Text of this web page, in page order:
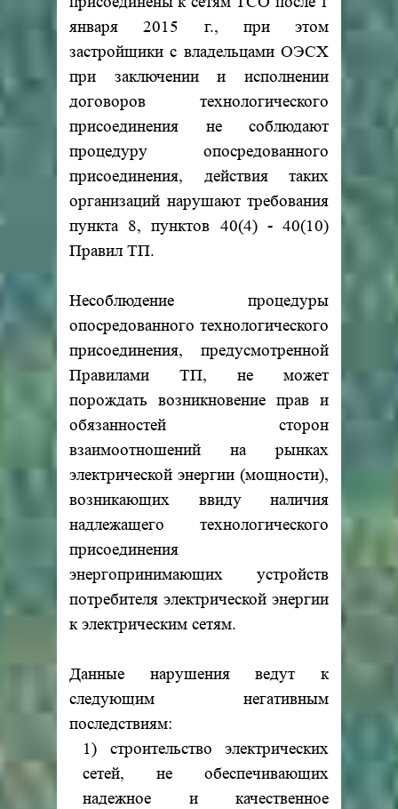
января 2015 г., при этом
застройщики с владельцами ОЭСХ
при заключении и исполнении
договоров технологического
присоединения не соблюдают
процедуру опосредованного
присоединения, действия таких
организаций нарушают требования
пункта 8, пунктов 40(4) - 40(10)
Правил ТП.
Несоблюдение процедуры
опосредованного технологического
присоединения, предусмотренной
Правилами ТП, не может
порождать возникновение прав и
обязанностей сторон
взаимоотношений на рынках
электрической энергии (мощности),
возникающих ввиду наличия
надлежащего технологического
присоединения
энергопринимающих устройств
потребителя электрической энергии
к электрическим сетям.
Данные нарушения ведут к
следующим негативным
последствиям:
1) строительство электрических
сетей, не обеспечивающих
надежное и качественное